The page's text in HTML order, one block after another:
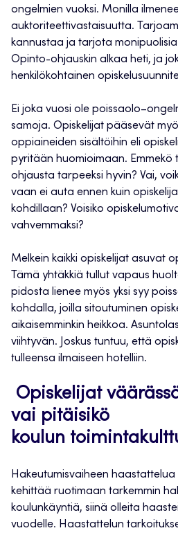
ongelmien vuoksi. Monilla
auktoriteettivastaisuutta.
kannustaa ja tarjota
Opinto-ohjauskin alkaa heti, ja
henkilökohtainen
Ei joka vuosi ole poissaolo–
samoja. Opiskelijat pääsevät
oppiaineiden sisältöihin eli
pyritään huomioimaan. Emmekö
ohjausta tarpeeksi hyvin? Vai,
vaan ei auta ennen kuin
kohdillaan? Voisiko
vahvemmaksi?
Melkein kaikki opiskelijat asuvat
Tämä yhtäkkiä tullut vapaus
pidosta lienee myös yksi syy
kohdalla, joilla sitoutuminen
aikaisemminkin heikkoa.
viihtyvän. Joskus tuntuu, että
tulleensa ilmaiseen hotelliin.
Opiskelijat
vai pitäisikö
koulun
Hakeutumisvaiheen
kehittää ruotimaan tarkemmin
koulunkäyntiä, siinä olleita
vuodelle. Haastattelun